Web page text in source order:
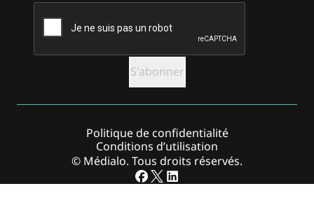
CAPTCHA
© Médialo. Tous droits réservés.
Politique de confidentialité
Conditions d’utilisation